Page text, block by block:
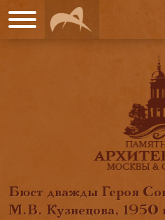
Бюст дважды Героя
М.В. Кузнецова, 1950